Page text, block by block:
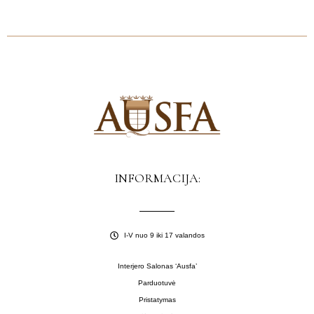
INFORMACIJA:
I-V nuo 9 iki 17 valandos
Interjero Salonas ‘Ausfa’
Parduotuvė
Pristatymas